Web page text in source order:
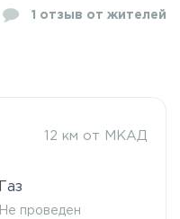
1 отзыв от жителей
12 км от МКАД
Газ
Не проведен